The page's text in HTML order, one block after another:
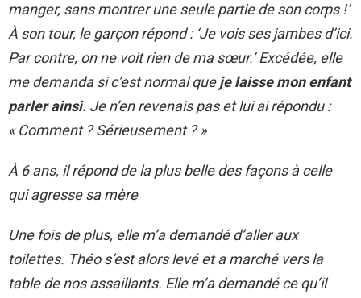
manger, sans montrer une seule partie de son corps !’
À son tour, le garçon répond : ‘Je vois ses jambes d’ici.
Par contre, on ne voit rien de ma sœur.’ Excédée, elle
me demanda si c’est normal queje laisse mon enfant
parler ainsi. Je n’en revenais pas et lui ai répondu :
« Comment ? Sérieusement ? »
À 6 ans, il répond de la plus belle des façons à celle
qui agresse sa mère
Une fois de plus, elle m’a demandé d’aller aux
toilettes. Théo s’est alors levé et a marché vers la
table de nos assaillants. Elle m’a demandé ce qu’il